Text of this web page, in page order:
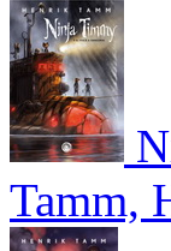
Tamm,